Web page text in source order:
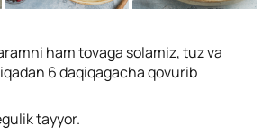
ham tovaga solamiz, tuz va
6 daqiqagacha qovurib
tayyor.